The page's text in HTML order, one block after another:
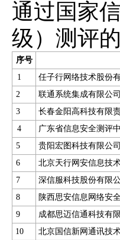
通过国家
级）测评
序号
1
任子行网络技术股份
2
联通系统集成有限公司
3
长春金阳高科技有限
4
广东省信息安全测评
5
贵阳宏图科技有限公司
6
北京天行网安信息技
7
深信服科技股份有限
8
陕西思安信息网络安
9
成都思迈信通科技有
10
北京国信新网通讯技